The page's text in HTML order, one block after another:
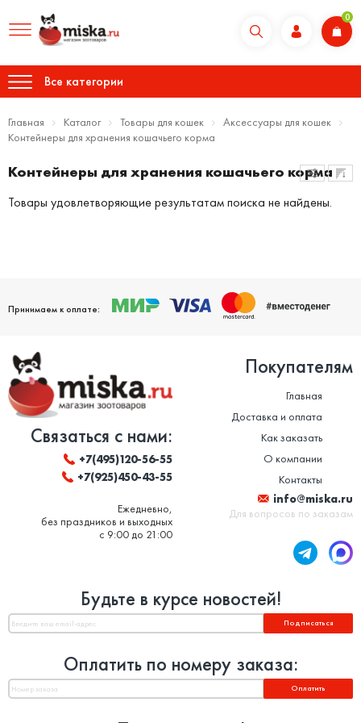
0
Все категории
Главная Каталог Товары для кошек
Аксессуары для кошек
Контейнеры для хранения кошачьего корма
Контейнеры для хранения кошачьего корма
Товары удовлетворяющие результатам поиска не найдены.
Принимаем к оплате:
Связаться с нами:
+7(495)120-56-55
+7(925)450-43-55
Ежедневно,
без праздников и выходных
с 9:00 до 21:00
Покупателям
Главная
Доставка и оплата
Как заказать
О компании
Контакты
info@miska.ru
Для вопросов по заказам
Будьте в курсе новостей!
Подписаться
Оплатить по номеру заказа:
Оплатить